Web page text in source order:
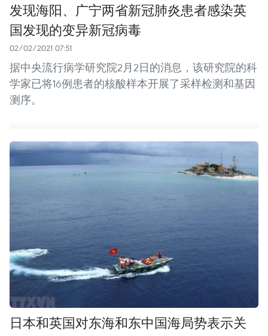
发现海阳、广宁两省新冠肺炎患者感染英
国发现的变异新冠病毒
02/02/2021 07:51
据中央流行病学研究院2月2日的消息，该研究院的科
学家已将16例患者的核酸样本开展了采样检测和基因
测序。
日本和英国对东海和东中国海局势表示关